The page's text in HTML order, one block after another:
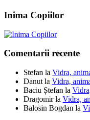
Inima Copiilor
Comentarii recente
Stefan la Vidra,
Danut la Vidra,
Baciu Ștefan la
Dragomirla Vidra,
Balosin Bogdan la